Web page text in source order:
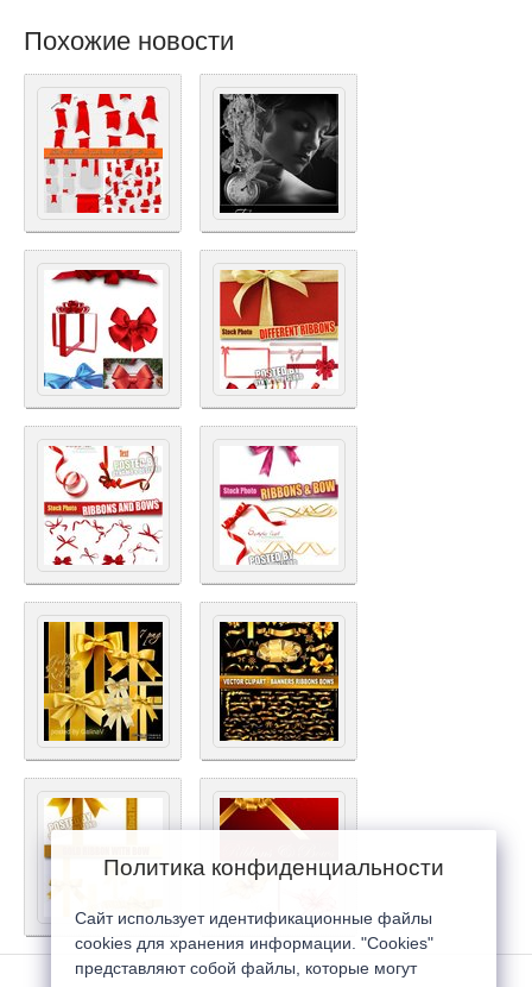
Похожие новости
Политика конфиденциальности
Сайт использует идентификационные файлы
cookies для хранения информации. "Cookies"
представляют собой файлы, которые могут